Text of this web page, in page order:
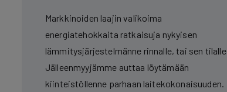
Markkinoiden laajin valikoima
energiatehokkaita ratkaisuja nykyisen
lämmitysjärjestelmänne rinnalle, tai sen tilalle.
Jälleenmyyjämme auttaa löytämään
kiinteistöllenne parhaan laitekokonaisuuden.